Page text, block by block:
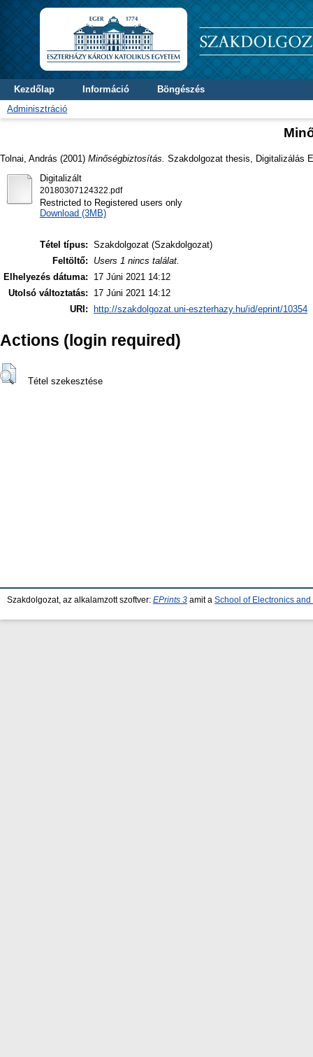
Kezdőlap Információ
Böngészés
Adminisztráció
Tolnai, András (2001) Minőségbiztosítás. Szakdolgozat thesis, Digitalizálás
Digitalizált
20180307124322.pdf
Restricted to Registered users only
Download (3MB)
Tétel típus: Szakdolgozat (Szakdolgozat)
Feltöltő:
Users 1 nincs találat.
Elhelyezés dátuma:
17 Júni 2021 14:12
Utolsó változtatás:
17 Júni 2021 14:12
URI:
http://szakdolgozat.uni-eszterhazy.hu/id/eprint/10354
Actions (login required)
Tétel szekesztése
Szakdolgozat, az alkalamzott szoftver: EPrints 3 amit a School of Electronics